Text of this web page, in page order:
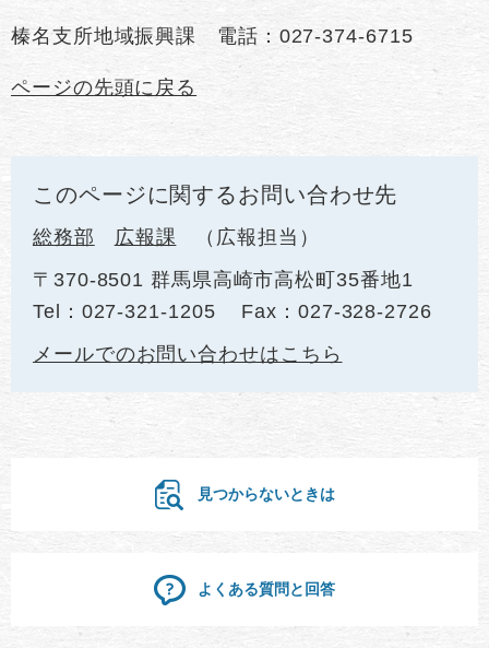
榛名支所地域振興課 電話：027-374-6715
ページの先頭に戻る
このページに関するお問い合わせ先
総務部 広報課
広報担当
〒370-8501 群馬県高崎市高松町35番地1
Tel：027-321-1205
Fax：027-328-2726
メールでのお問い合わせはこちら
見つからないときは
よくある質問と回答